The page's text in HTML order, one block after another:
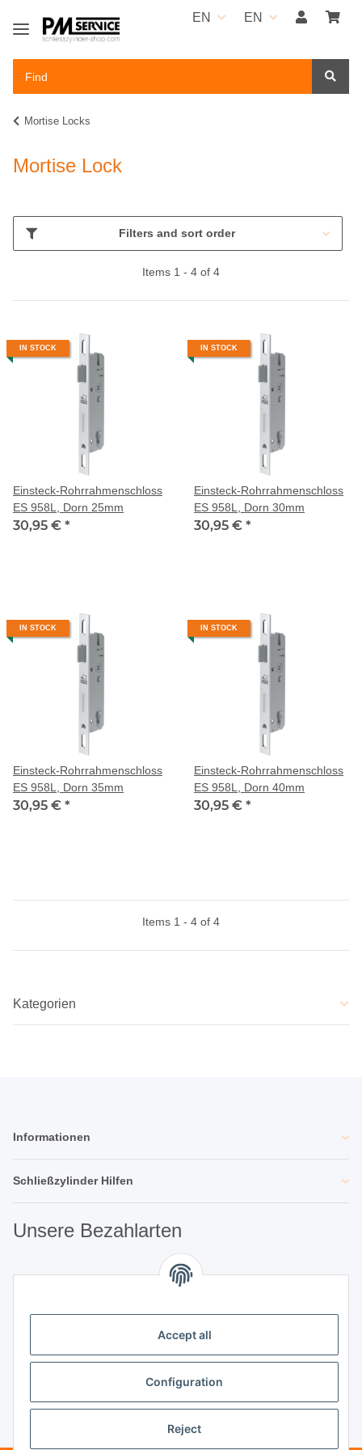
EN EN
Mortise Locks
Mortise Lock
Filters and sort order
Items 1 - 4 of 4
IN STOCK
Einsteck-Rohrrahmenschloss
ES 958L, Dorn 25mm
30,95 € *
IN STOCK
Einsteck-Rohrrahmenschloss
ES 958L, Dorn 30mm
30,95 € *
IN STOCK
Einsteck-Rohrrahmenschloss
ES 958L, Dorn 35mm
30,95 € *
IN STOCK
Einsteck-Rohrrahmenschloss
ES 958L, Dorn 40mm
30,95 € *
Items 1 - 4 of 4
Kategorien
Informationen
Schließzylinder Hilfen
Unsere Bezahlarten
Unsere Partner
Unternehmen
Vertrag widerrufen
Accept all
Configuration
Reject